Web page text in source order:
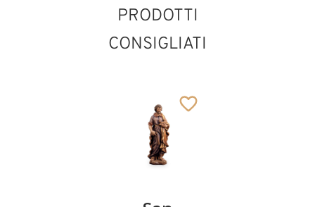
PRODOTTI
CONSIGLIATI